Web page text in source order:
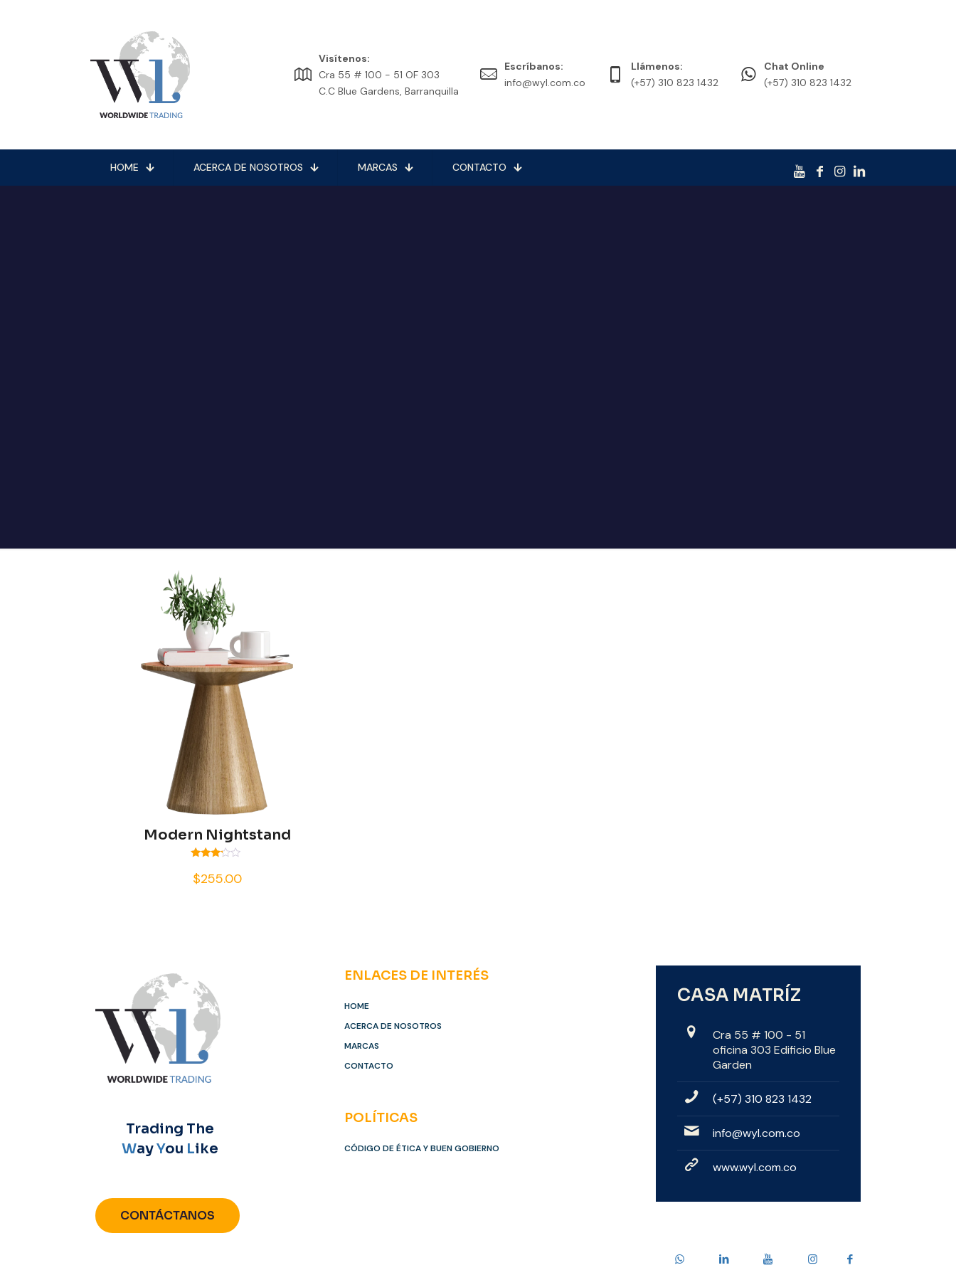
Visítenos:
Cra 55 # 100 - 51 OF 303
C.C Blue Gardens, Barranquilla
Escríbanos:
info@wyl.com.co
Llámenos:
(+57) 310 823 1432
Chat Online
(+57) 310 823 1432
HOME ACERCA DE NOSOTROS MARCAS CONTACTO
Modern Nightstand
con
3.00
$255.00
Trading The
WayYou Like
CONTÁCTANOS
ENLACES DE INTERÉS
HOME
ACERCA DE NOSOTROS
MARCAS
CONTACTO
POLÍTICAS
CÓDIGO DE ÉTICA Y BUEN GOBIERNO
CASA MATRÍZ
Cra 55 # 100 - 51
oficina 303 Edificio Blue
Garden
(+57) 310 823 1432
info@wyl.com.co
www.wyl.com.co